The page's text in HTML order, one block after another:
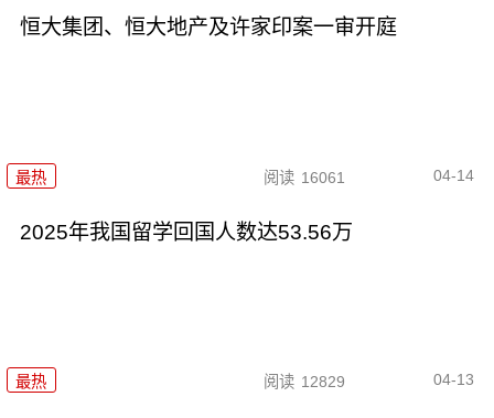
恒大集团、恒大地产及许家印案一审开庭
最热 阅读 16061 04-14
2025年我国留学回国人数达53.56万
最热 阅读 12829 04-13